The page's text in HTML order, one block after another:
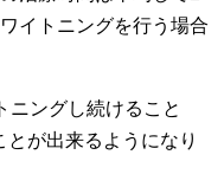
イトニングを行う場合
ニングし続けること
が出来るようになり